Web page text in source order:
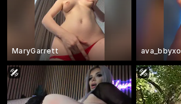
MaryGarrett ava_bbyxo